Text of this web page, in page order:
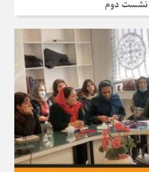
| نشست دوم